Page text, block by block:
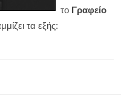
το Γραφείο
τα εξής: